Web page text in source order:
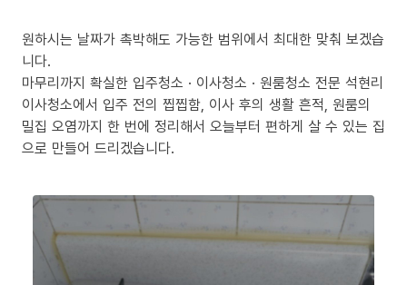
원하시는 날짜가 촉박해도 가능한 범위에서 최대한 맞춰 보겠습
니다.
마무리까지 확실한 입주청소 · 이사청소 · 원룸청소 전문 석현리
이사청소에서 입주 전의 찝찝함, 이사 후의 생활 흔적, 원룸의
밀집 오염까지 한 번에 정리해서 오늘부터 편하게 살 수 있는 집
으로 만들어 드리겠습니다.